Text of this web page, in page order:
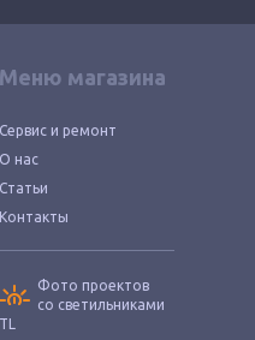
Меню магазина
Сервис и ремонт
О нас
Статьи
Контакты
Фото проектов
со светильниками
TL